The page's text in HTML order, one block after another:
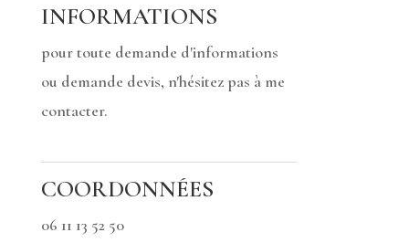
INFORMATIONS
pour toute demande d'informations
ou demande devis, n'hésitez pas à me
contacter.
COORDONNÉES
06 11 13 52 50